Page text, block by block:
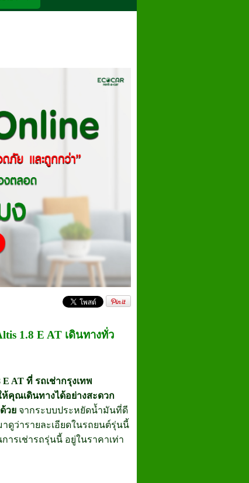
1.8 E AT เดินทางทั่ว
AT ที่ รถเช่ากรุงเทพ
ห้คุณเดินทางได้อย่างสะดวก
วย จากระบบประหยัดน้ำมันที่ดี
ดูว่ารายละเอียดในรถยนต์รุ่นนี้
ารเช่ารถรุ่นนี้ อยู่ในราคาเท่า